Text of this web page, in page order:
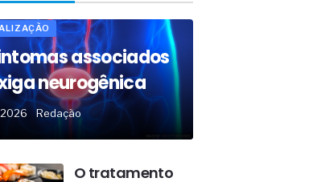
associados
neurogênica
Redação
O tratamento